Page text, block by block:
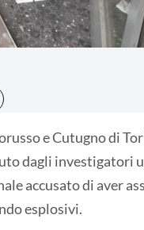
e Cutugno di
dagli investigatori
accusato di aver
esplosivi.